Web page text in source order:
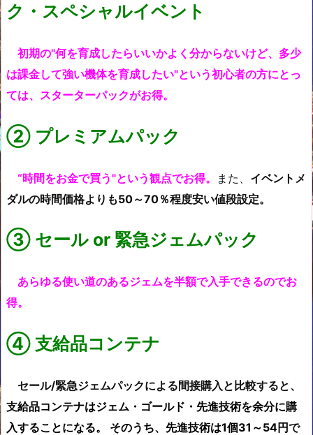
ク・スペシャルイベント
初期の"何を育成したらいいかよく分からないけど、多少
は課金して強い機体を育成したい"という初心者の方にとっ
ては、スターターパックがお得。
② プレミアムパック
“時間をお金で買う"という観点でお得。 また、 イベントメ
ダルの時間価格よりも50～70％程度安い値段設定。
③ セール or 緊急ジェムパック
あらゆる使い道のあるジェムを半額で入手できるのでお
得。
④ 支給品コンテナ
セール/緊急ジェムパックによる間接購入と比較すると、
支給品コンテナはジェム・ゴールド・先進技術を余分に購
入することになる。 そのうち、先進技術は1個31～54円で